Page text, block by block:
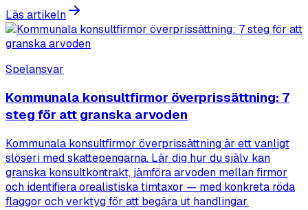
Läs artikeln
Spelansvar
Kommunala konsultfirmor överprissättning: 7
steg för att granska arvoden
Kommunala konsultfirmor överprissättning är ett vanligt
slöseri med skattepengarna. Lär dig hur du själv kan
granska konsultkontrakt, jämföra arvoden mellan firmor
och identifiera orealistiska timtaxor — med konkreta röda
flaggor och verktyg för att begära ut handlingar.